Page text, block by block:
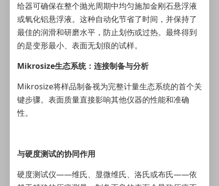
给器可确保在整个抛光周期中均匀施加金刚石悬浮液
或氧化铝悬浮液。这种自动化节省了时间，并保持了
最佳的润滑和研磨水平，防止划伤或过热。最终得到
的是变形最小、表面无划痕的试样。
Mikrosize生态系统：连接制备与分析
Mikrosize将样品制备视为完整计量生态系统的首个关
键步骤。表面质量直接影响其他仪器的性能和准确
性。
与硬度测试的协同作用
硬度测试仪——维氏、显微维氏、洛氏或布氏——依